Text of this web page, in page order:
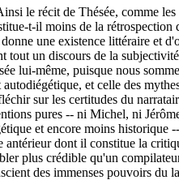
le récit de Thésée, comme les
t-il moins de la rétrospection
une existence littéraire et
tout un discours de la
lui-même, puisque nous
autodiégétique, et celle des
sur les certitudes du
pures -- ni Michel, ni
et encore moins historique
antérieur dont il constitue la
plus crédible qu'un
des immenses pouvoirs du